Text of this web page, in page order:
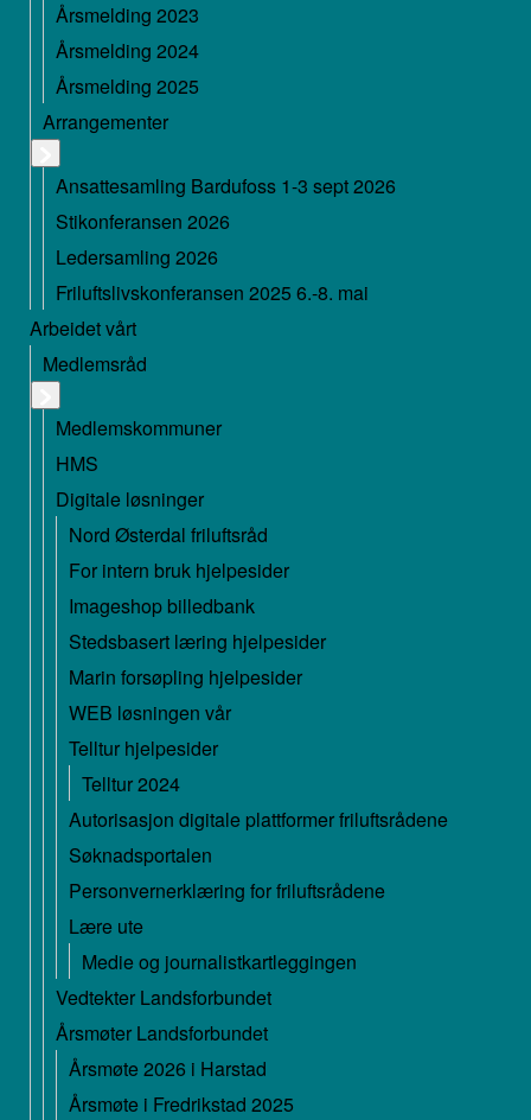
Årsmelding 2023
Årsmelding 2024
Årsmelding 2025
Arrangementer
Ansattesamling Bardufoss 1-3 sept 2026
Stikonferansen 2026
Ledersamling 2026
Friluftslivskonferansen 2025 6.-8. mai
Arbeidet vårt
Medlemsråd
Medlemskommuner
HMS
Digitale løsninger
Nord Østerdal friluftsråd
For intern bruk hjelpesider
Imageshop billedbank
Stedsbasert læring hjelpesider
Marin forsøpling hjelpesider
WEB løsningen vår
Telltur hjelpesider
Telltur 2024
Autorisasjon digitale plattformer friluftsrådene
Søknadsportalen
Personvernerklæring for friluftsrådene
Lære ute
Medie og journalistkartleggingen
Vedtekter Landsforbundet
Årsmøter Landsforbundet
Årsmøte 2026 i Harstad
Årsmøte i Fredrikstad 2025